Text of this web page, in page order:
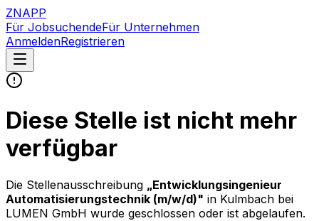
ZNAPP
Für JobsuchendeFür Unternehmen
AnmeldenRegistrieren
Diese Stelle ist nicht mehr
verfügbar
Die Stellenausschreibung „Entwicklungsingenieur
Automatisierungstechnik (m/w/d)" in Kulmbach bei
LUMEN GmbH wurde geschlossen oder ist abgelaufen.